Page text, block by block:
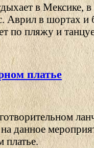
в Мексике, в
Аврил в шортах и
по пляжу и
платье
данное
платье.